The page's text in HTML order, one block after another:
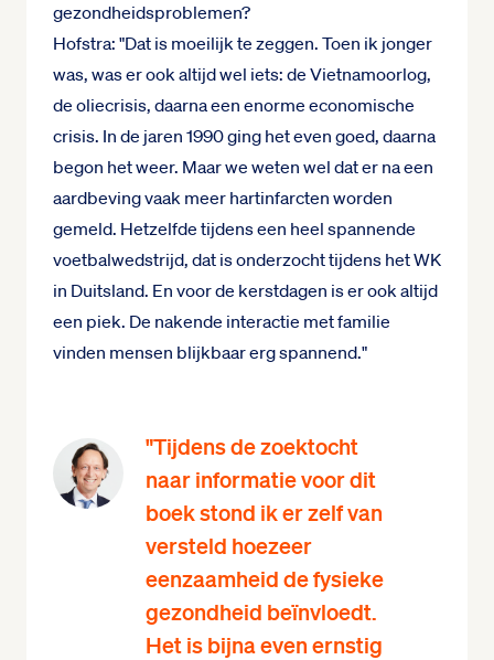
gezondheidsproblemen?
Hofstra: "Dat is moeilijk te zeggen. Toen ik jonger
was, was er ook altijd wel iets: de Vietnamoorlog,
de oliecrisis, daarna een enorme economische
crisis. In de jaren 1990 ging het even goed, daarna
begon het weer. Maar we weten wel dat er na een
aardbeving vaak meer hartinfarcten worden
gemeld. Hetzelfde tijdens een heel spannende
voetbalwedstrijd, dat is onderzocht tijdens het WK
in Duitsland. En voor de kerstdagen is er ook altijd
een piek. De nakende interactie met familie
vinden mensen blijkbaar erg spannend."
"Tijdens de zoektocht
naar informatie voor dit
boek stond ik er zelf van
versteld hoezeer
eenzaamheid de fysieke
gezondheid beïnvloedt.
Het is bijna even ernstig